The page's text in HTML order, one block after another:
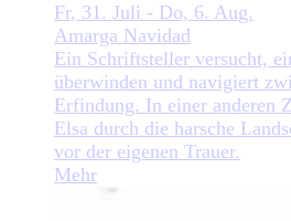
Fr, 31. Juli - Do, 6. Aug.
Amarga Navidad
Ein Schriftsteller versucht,
überwinden und navigiert
Erfindung. In einer anderen
Elsa durch die harsche
vor der eigenen Trauer.
Mehr